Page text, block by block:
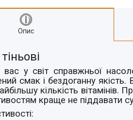
Опис
у світ справжньої
смак і бездоганну якість.
кількість
краще не піддавати